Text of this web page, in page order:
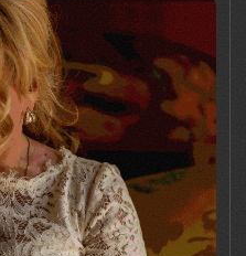
Сайт, Вы
cookies-файлови
Ваших
сервисов аналитики
В случае
персональных
cookie в
Вы с нами!